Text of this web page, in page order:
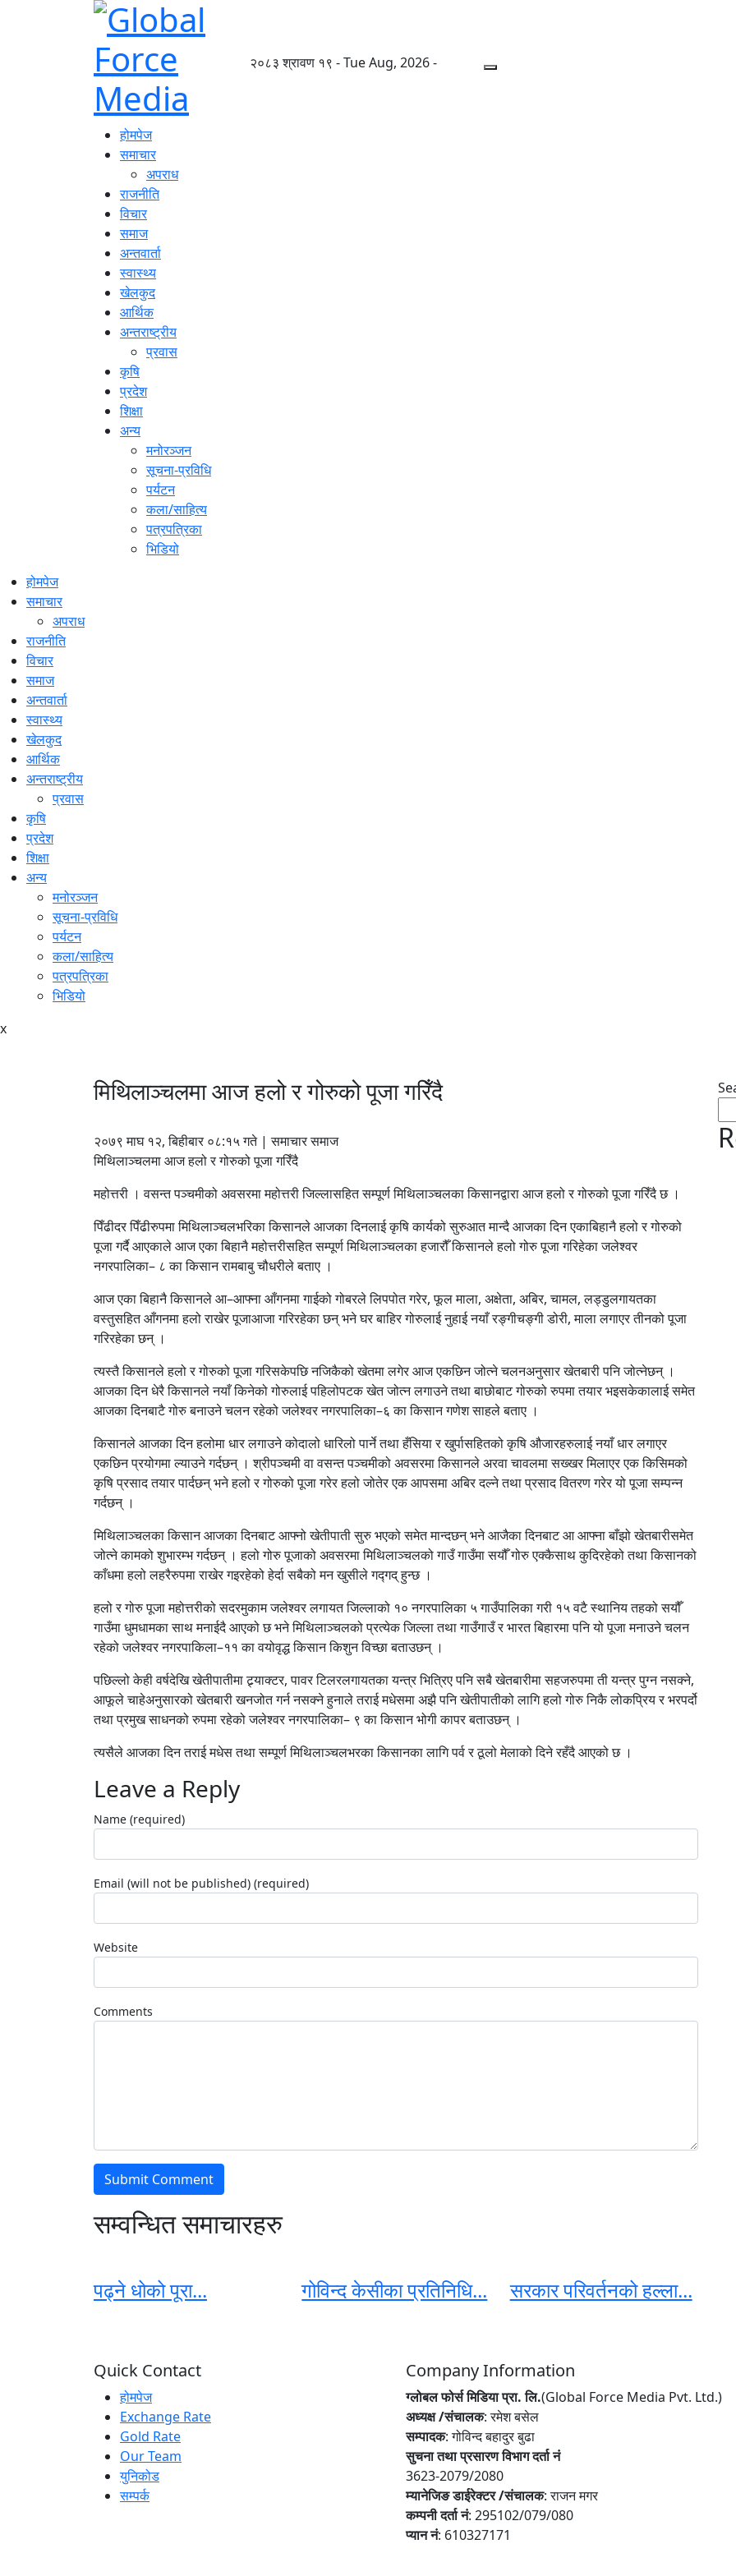
२०८३ श्रावण १९ - Tue Aug, 2026 -
होमपेज
समाचार
अपराध
राजनीति
विचार
समाज
अन्तवार्ता
स्वास्थ्य
खेलकुद
आर्थिक
अन्तराष्ट्रीय
प्रवास
कृषि
प्रदेश
शिक्षा
अन्य
मनोरञ्जन
सूचना-प्रविधि
पर्यटन
कला/साहित्य
पत्रपत्रिका
भिडियो
होमपेज
समाचार
अपराध
राजनीति
विचार
समाज
अन्तवार्ता
स्वास्थ्य
खेलकुद
आर्थिक
अन्तराष्ट्रीय
प्रवास
कृषि
प्रदेश
शिक्षा
अन्य
मनोरञ्जन
सूचना-प्रविधि
पर्यटन
कला/साहित्य
पत्रपत्रिका
भिडियो
x
मिथिलाञ्चलमा आज हलो र गोरुको पूजा गरिँदै
२०७९ माघ १२, बिहीबार ०८:१५ गते | समाचार समाज
मिथिलाञ्चलमा आज हलो र गोरुको पूजा गरिँदै
महोत्तरी । वसन्त पञ्चमीको अवसरमा महोत्तरी जिल्लासहित सम्पूर्ण मिथिलाञ्चलका किसानद्वारा आज हलो र गोरुको पूजा गरिँदै छ ।
पिँढीदर पिँढीरुपमा मिथिलाञ्चलभरिका किसानले आजका दिनलाई कृषि कार्यको सुरुआत मान्दै आजका दिन एकाबिहानै हलो र गोरुको
पूजा गर्दै आएकाले आज एका बिहानै महोत्तरीसहित सम्पूर्ण मिथिलाञ्चलका हजारौँ किसानले हलो गोरु पूजा गरिहेका जलेश्वर
नगरपालिका– ८ का किसान रामबाबु चौधरीले बताए ।
आज एका बिहानै किसानले आ–आफ्ना आँगनमा गाईको गोबरले लिपपोत गरेर, फूल माला, अक्षेता, अबिर, चामल, लड्डुलगायतका
वस्तुसहित आँगनमा हलो राखेर पूजाआजा गरिरहेका छन् भने घर बाहिर गोरुलाई नुहाई नयाँ रङ्गीचङ्गी डोरी, माला लगाएर तीनको पूजा
गरिरहेका छन् ।
त्यस्तै किसानले हलो र गोरुको पूजा गरिसकेपछि नजिकैको खेतमा लगेर आज एकछिन जोत्ने चलनअनुसार खेतबारी पनि जोत्नेछन् ।
आजका दिन धेरै किसानले नयाँ किनेको गोरुलाई पहिलोपटक खेत जोत्न लगाउने तथा बाछोबाट गोरुको रुपमा तयार भइसकेकालाई समेत
आजका दिनबाटै गोरु बनाउने चलन रहेको जलेश्वर नगरपालिका–६ का किसान गणेश साहले बताए ।
किसानले आजका दिन हलोमा धार लगाउने कोदालो धारिलो पार्ने तथा हँसिया र खुर्पासहितको कृषि औजारहरुलाई नयाँ धार लगाएर
एकछिन प्रयोगमा ल्याउने गर्दछन् । श्रीपञ्चमी वा वसन्त पञ्चमीको अवसरमा किसानले अरवा चावलमा सख्खर मिलाएर एक किसिमको
कृषि प्रसाद तयार पार्दछन् भने हलो र गोरुको पूजा गरेर हलो जोतेर एक आपसमा अबिर दल्ने तथा प्रसाद वितरण गरेर यो पूजा सम्पन्न
गर्दछन् ।
मिथिलाञ्चलका किसान आजका दिनबाट आफ्नो खेतीपाती सुरु भएको समेत मान्दछन् भने आजैका दिनबाट आ आफ्ना बाँझो खेतबारीसमेत
जोत्ने कामको शुभारम्भ गर्दछन् । हलो गोरु पूजाको अवसरमा मिथिलाञ्चलको गाउँ गाउँमा सयौँ गोरु एक्कैसाथ कुदिरहेको तथा किसानको
काँधमा हलो लहरैरुपमा राखेर गइरहेको हेर्दा सबैको मन खुसीले गद्गद् हुन्छ ।
हलो र गोरु पूजा महोत्तरीको सदरमुकाम जलेश्वर लगायत जिल्लाको १० नगरपालिका ५ गाउँपालिका गरी १५ वटै स्थानिय तहको सयौँ
गाउँमा धुमधामका साथ मनाईदै आएको छ भने मिथिलाञ्चलको प्रत्येक जिल्ला तथा गाउँगाउँ र भारत बिहारमा पनि यो पूजा मनाउने चलन
रहेको जलेश्वर नगरपाकिला–११ का वयोवृद्ध किसान किशुन विच्छा बताउछन् ।
पछिल्लो केही वर्षदेखि खेतीपातीमा ट्र्याक्टर, पावर टिलरलगायतका यन्त्र भित्रिए पनि सबै खेतबारीमा सहजरुपमा ती यन्त्र पुग्न नसक्ने,
आफूले चाहेअनुसारको खेतबारी खनजोत गर्न नसक्ने हुनाले तराई मधेसमा अझै पनि खेतीपातीको लागि हलो गोरु निकै लोकप्रिय र भरपर्दो
तथा प्रमुख साधनको रुपमा रहेको जलेश्वर नगरपालिका– ९ का किसान भोगी कापर बताउछन् ।
त्यसैले आजका दिन तराई मधेस तथा सम्पूर्ण मिथिलाञ्चलभरका किसानका लागि पर्व र ठूलो मेलाको दिने रहँदै आएको छ ।
Leave a Reply
Name (required)
Email (will not be published) (required)
Website
Comments
सम्वन्धित समाचारहरु
पढ्ने धोको पूरा... गोविन्द केसीका प्रतिनिधि... सरकार परिवर्तनको हल्ला...
Quick Contact
होमपेज
Exchange Rate
Gold Rate
Our Team
युनिकोड
सम्पर्क
Company Information
ग्लोबल फोर्स मिडिया प्रा. लि.(Global Force Media Pvt. Ltd.)
अध्यक्ष /संचालक: रमेश बसेल
सम्पादक: गोविन्द बहादुर बुढा
सुचना तथा प्रसारण विभाग दर्ता नं
3623-2079/2080
म्यानेजिङ डाईरेक्टर /संचालक: राजन मगर
कम्पनी दर्ता नं: 295102/079/080
प्यान नं: 610327171